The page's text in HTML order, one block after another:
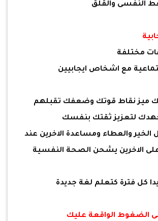
النفسى والقلق
مختلفة
مع اشخاص ايجابيين
ميز نقاط قوتك وضعفك تقبلهم
لتعزيز ثقتك بنفسك
والعطاء ومساعدة الاخرين عند
الاخرين يشحن الصحة النفسية
كل فترة كتعلم لغة جديدة
الضغوط الواقعة عليك